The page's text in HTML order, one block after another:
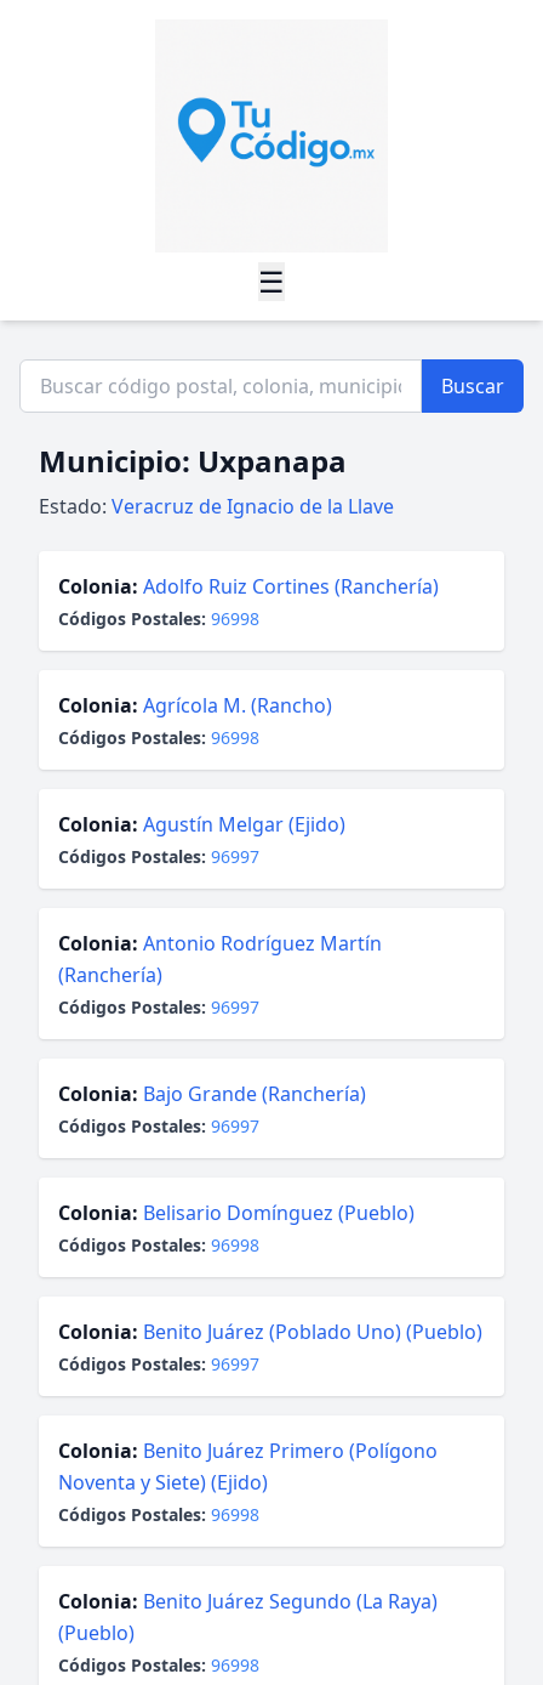
☰
Buscar
Municipio: Uxpanapa
Estado: Veracruz de Ignacio de la Llave
Colonia: Adolfo Ruiz Cortines (Ranchería)
Códigos Postales: 96998
Colonia: Agrícola M. (Rancho)
Códigos Postales: 96998
Colonia: Agustín Melgar (Ejido)
Códigos Postales: 96997
Colonia: Antonio Rodríguez Martín
(Ranchería)
Códigos Postales: 96997
Colonia: Bajo Grande (Ranchería)
Códigos Postales: 96997
Colonia: Belisario Domínguez (Pueblo)
Códigos Postales: 96998
Colonia: Benito Juárez (Poblado Uno) (Pueblo)
Códigos Postales: 96997
Colonia: Benito Juárez Primero (Polígono
Noventa y Siete) (Ejido)
Códigos Postales: 96998
Colonia: Benito Juárez Segundo (La Raya)
(Pueblo)
Códigos Postales: 96998